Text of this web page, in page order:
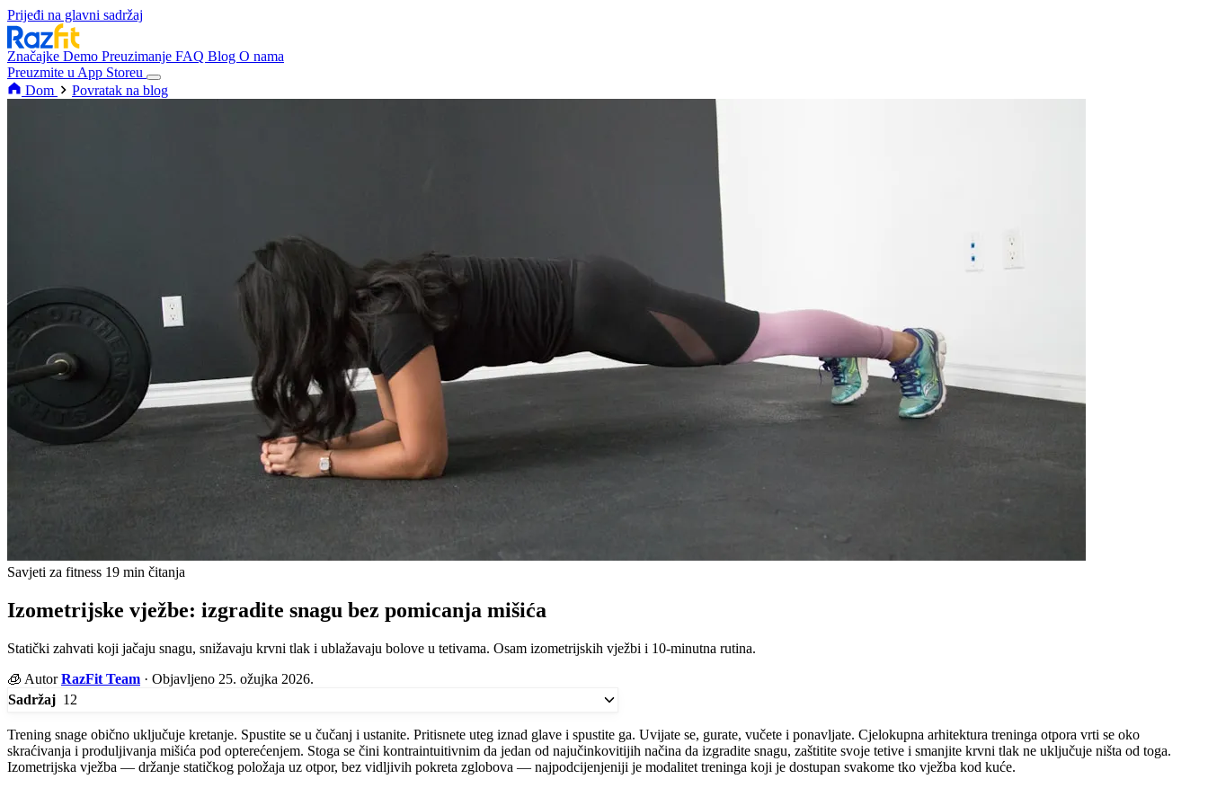
Prijeđi na glavni sadržaj
Značajke Demo Preuzimanje FAQ Blog O nama
Preuzmite u App Storeu
Dom
Povratak na blog
Savjeti za fitness 19 min čitanja
Izometrijske vježbe: izgradite snagu bez pomicanja mišića
Statički zahvati koji jačaju snagu, snižavaju krvni tlak i ublažavaju bolove u tetivama. Osam izometrijskih vježbi i 10-minutna rutina.
🧊 AutorRazFit Team · Objavljeno 25. ožujka 2026.
Sadržaj 12
Trening snage obično uključuje kretanje. Spustite se u čučanj i ustanite. Pritisnete uteg iznad glave i spustite ga. Uvijate se, gurate, vučete i ponavljate. Cjelokupna arhitektura treninga otpora vrti se oko
skraćivanja i produljivanja mišića pod opterećenjem. Stoga se čini kontraintuitivnim da jedan od najučinkovitijih načina da izgradite snagu, zaštitite svoje tetive i smanjite krvni tlak ne uključuje ništa od toga.
Izometrijska vježba — držanje statičkog položaja uz otpor, bez vidljivih pokreta zglobova — najpodcijenjeniji je modalitet treninga koji je dostupan svakome tko vježba kod kuće.